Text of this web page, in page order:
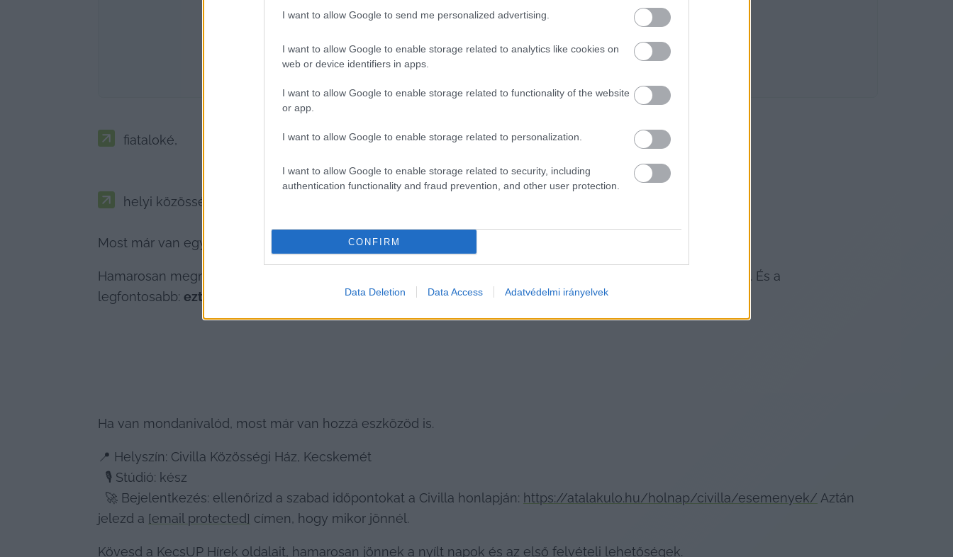
I want to allow Google to send me personalized advertising.
I want to allow Google to enable storage related to analytics like cookies on
web or device identifiers in apps.
I want to allow Google to enable storage related to functionality of the website
or app.
I want to allow Google to enable storage related to personalization.
I want to allow Google to enable storage related to security, including
authentication functionality and fraud prevention, and other user protection.
CONFIRM
Data Deletion Data Access Adatvédelmi irányelvek
fiataloké,
helyi közösségeké.
Most már van egy hely, ahol ez megváltozhat.
Hamarosan megnyitjuk a stúdiót mindenki előtt nyilvános felvételekkel, beszélgetésekkel és helyi témákkal. És a
legfontosabb: ezt nem csak mi használjuk. Hanem te is.
Ha van mondanivalód, most már van hozzá eszközöd is.
📍 Helyszín: Civilla Közösségi Ház, Kecskemét
  🚀 Bejelentkezés: ellenőrizd a szabad időpontokat a Civilla honlapján:
https://atalakulo.hu/holnap/civilla/esemenyek/ Aztán
jelezd a [email protected] címen, hogy mikor jönnél.
Kövesd a KecsUP Hírek oldalait, hamarosan jönnek a nyílt napok és az első felvételi lehetőségek.